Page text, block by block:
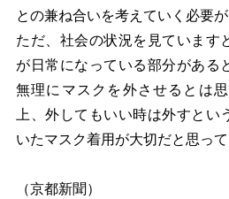
との兼ね合いを考えていく必要
ただ、社会の状況を見ています
が日常になっている部分がある
無理にマスクを外させるとは
上、外してもいい時は外すとい
いたマスク着用が大切だと思って
（京都新聞）